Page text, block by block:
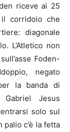
riceve ai 25
corridoio che
diagonale
L’Atletico non
Foden-
negato
la banda di
Jesus
solo sul
c’è la fetta